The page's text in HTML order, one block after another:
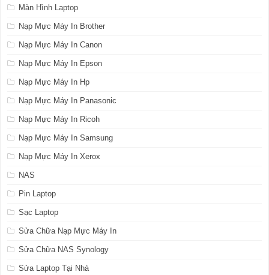
Màn Hình Laptop
Nạp Mực Máy In Brother
Nạp Mực Máy In Canon
Nạp Mực Máy In Epson
Nạp Mực Máy In Hp
Nạp Mực Máy In Panasonic
Nạp Mực Máy In Ricoh
Nạp Mực Máy In Samsung
Nạp Mực Máy In Xerox
NAS
Pin Laptop
Sạc Laptop
Sửa Chữa Nạp Mực Máy In
Sửa Chữa NAS Synology
Sửa Laptop Tại Nhà